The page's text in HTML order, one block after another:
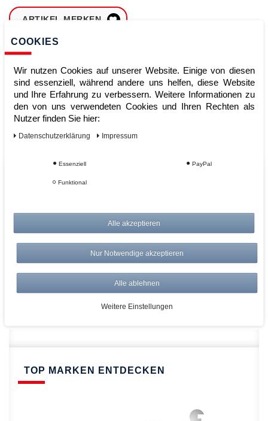
ARTIKEL MERKEN
Sofort lieferbar
Vom Profi für Profis - Ihre Vorteile
Versandkostenfrei ab 150€
Risikolos: 14 Tage Rückgabe
Über 20.000 Artikel
Schnelle Lieferung
TOP MARKEN ENTDECKEN
COOKIES
Wir nutzen Cookies auf unserer Website. Einige von diesen
sind essenziell, während andere uns helfen, diese Website
und Ihre Erfahrung zu verbessern. Weitere Informationen zu
den von uns verwendeten Cookies und Ihren Rechten als
Nutzer finden Sie hier:
Daten­schutz­erklärung Impressum
Essenziell PayPal
Funktional
Alle akzeptieren
Nur Notwendige akzeptieren
Alle ablehnen
Weitere Einstellungen